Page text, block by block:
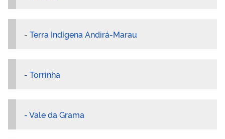
- Terra Indígena Andirá-Marau
- Torrinha
- Vale da Grama